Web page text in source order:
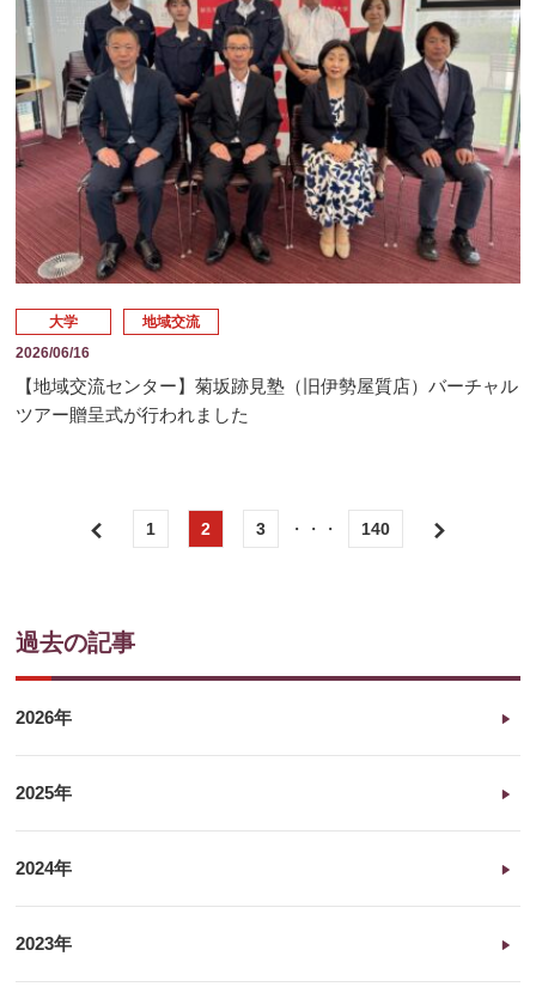
大学
地域交流
2026/06/16
【地域交流センター】菊坂跡見塾（旧伊勢屋質店）バーチャル
ツアー贈呈式が行われました
1 2 3 ・・・ 140
次
過去の記事
2026年
2025年
2024年
2023年